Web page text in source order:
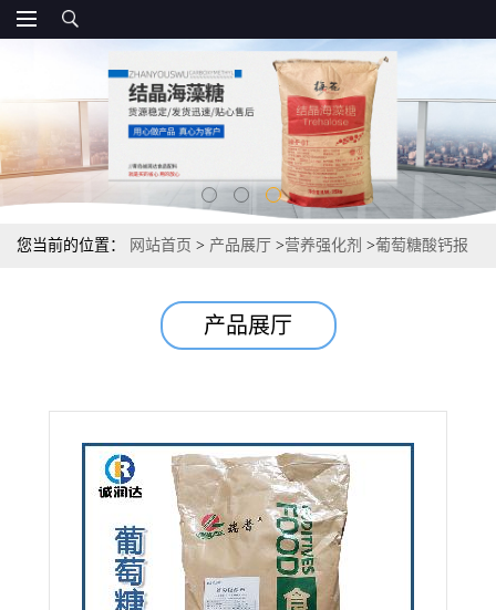
您当前的位置： 网站首页 > 产品展厅 >营养强化剂 >葡萄糖酸钙报
产品展厅